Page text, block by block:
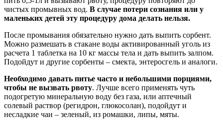
чистых промывных вод. В случае потери сознания или у
маленьких детей эту процедуру дома делать нельзя.
После промывания обязательно нужно дать выпить сорбент.
Можно размешать в стакане воды активированный уголь из
расчета 1 таблетка на 10 кг массы тела и дать выпить залпом.
Подойдут и другие сорбенты – смекта, энтеросгель и аналоги.
Необходимо давать питье часто и небольшими порциями,
чтобы не вызвать рвоту. Лучше всего применять чуть
подогретую минеральную воду без газа, или аптечный
солевый раствор (регидрон, глюкосолан), подойдут и
несладкие чаи – зеленый, из ромашки, липы, мяты.